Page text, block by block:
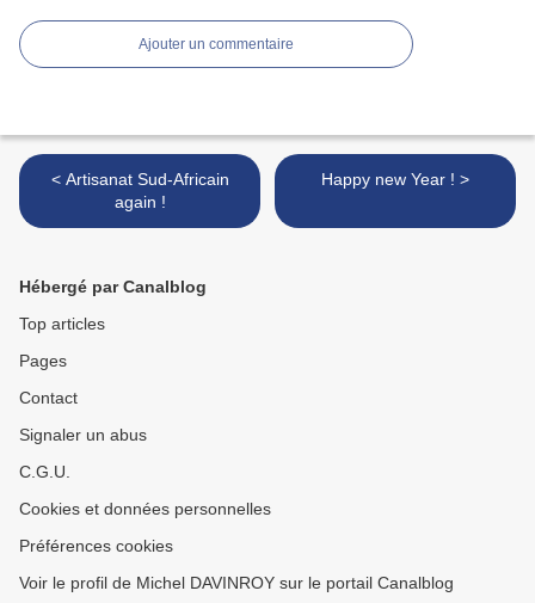
Ajouter un commentaire
< Artisanat Sud-Africain
again !
Happy new Year ! >
Hébergé par Canalblog
Top articles
Pages
Contact
Signaler un abus
C.G.U.
Cookies et données personnelles
Préférences cookies
Voir le profil de Michel DAVINROY sur le portail Canalblog